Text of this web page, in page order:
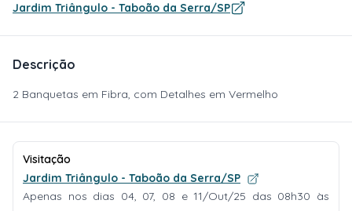
Jardim Triângulo - Taboão da Serra/SP
Descrição
2 Banquetas em Fibra, com Detalhes em Vermelho
Visitação
Jardim Triângulo - Taboão da Serra/SP
Apenas nos dias 04, 07, 08 e 11/Out/25 das 08h30 às